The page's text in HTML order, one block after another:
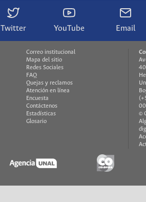
Twitter YouTube Email
Correo institucional
Mapa del sitio
Redes Sociales
FAQ
Quejas y reclamos
Atención en línea
Encuesta
Contáctenos
Estadísticas
Glosario
©